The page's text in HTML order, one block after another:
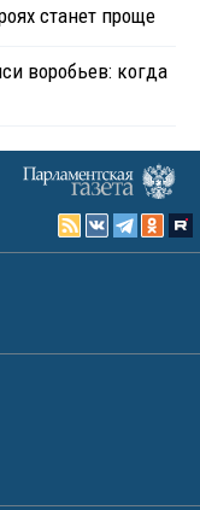
станет проще
воробьев: когда